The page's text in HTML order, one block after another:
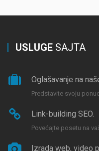
USLUGE SAJTA
Oglašavanje na
Predstavite svoju
Link-building SEO.
Povećajte posetu na
Izrada web, video